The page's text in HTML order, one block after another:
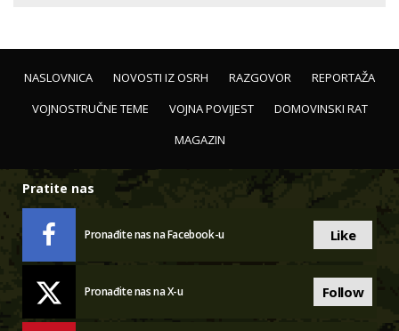
NASLOVNICA NOVOSTI IZ OSRH RAZGOVOR
REPORTAŽA
VOJNOSTRUČNE TEME
VOJNA POVIJEST
DOMOVINSKI RAT
MAGAZIN
Pratite nas
Pronađite nas na Facebook-u Like
Pronađite nas na X-u Follow